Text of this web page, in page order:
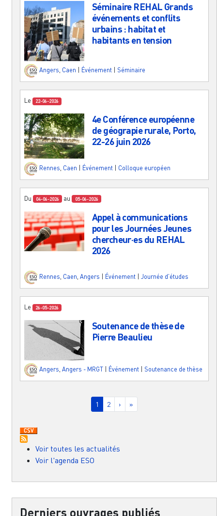
Séminaire REHAL Grands
événements et conflits
urbains : habitat et
habitants en tension
Angers, Caen Événement Séminaire
Le 22-06-2026
4e Conférence européenne
de géograpie rurale, Porto,
22-26 juin 2026
Rennes Caen Événement Colloque européen
Du 04-06-2026 au 05-06-2026
Appel à communications
pour les Journées Jeunes
chercheur·es du REHAL
2026
Rennes, Caen, Angers Événement Journée d'études
Le 26-05-2026
Soutenance de thèse de
Pierre Beaulieu
Angers, Angers - MRGT Événement Soutenance de thèse
Page courante
1 Page
2 Page suivante
› Dernière page
»
Voir toutes les actualités
Voir l'agenda ESO
Derniers ouvrages publiés